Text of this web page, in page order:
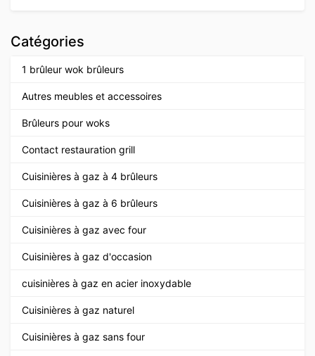
Catégories
1 brûleur wok brûleurs
Autres meubles et accessoires
Brûleurs pour woks
Contact restauration grill
Cuisinières à gaz à 4 brûleurs
Cuisinières à gaz à 6 brûleurs
Cuisinières à gaz avec four
Cuisinières à gaz d'occasion
cuisinières à gaz en acier inoxydable
Cuisinières à gaz naturel
Cuisinières à gaz sans four